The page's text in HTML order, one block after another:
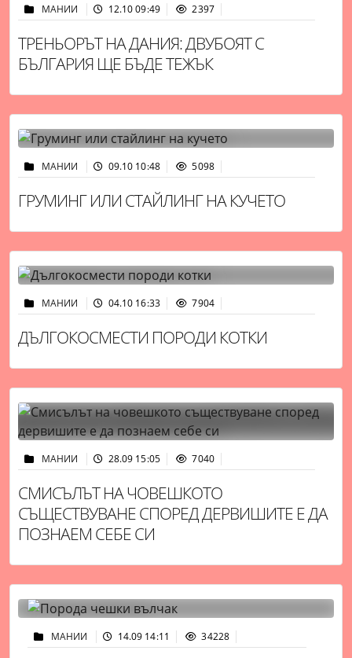
МАНИИ 12.10 09:49 2397
ТРЕНЬОРЪТ НА ДАНИЯ: ДВУБОЯТ С
БЪЛГАРИЯ ЩЕ БЪДЕ ТЕЖЪК
МАНИИ 09.10 10:48 5098
ГРУМИНГ ИЛИ СТАЙЛИНГ НА КУЧЕТО
МАНИИ 04.10 16:33 7904
ДЪЛГОКОСМЕСТИ ПОРОДИ КОТКИ
МАНИИ 28.09 15:05 7040
СМИСЪЛЪТ НА ЧОВЕШКОТО
СЪЩЕСТВУВАНЕ СПОРЕД ДЕРВИШИТЕ Е ДА
ПОЗНАЕМ СЕБЕ СИ
МАНИИ 14.09 14:11 34228